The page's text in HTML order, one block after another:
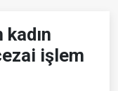
işlem